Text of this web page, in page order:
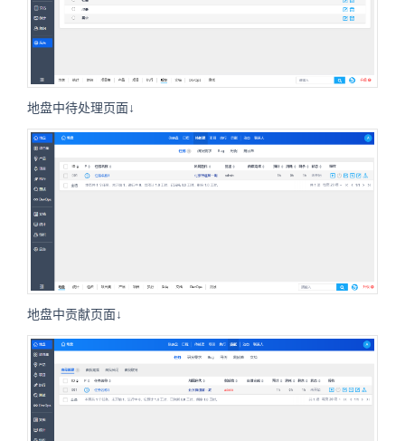
地盘中待处理页面↓
地盘中贡献页面↓